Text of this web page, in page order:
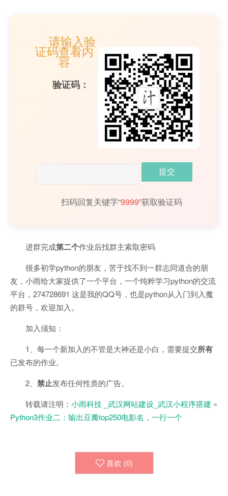
请输入验
证码查看内
容
验证码：
扫码回复关键字“9999”获取验证码
进群完成第二个作业后找群主索取密码
很多初学python的朋友，苦于找不到一群志同道合的朋
友，小雨给大家提供了一个平台，一个纯粹学习python的交流
平台，274728691 这是我的QQ号，也是python从入门到入魔
的群号，欢迎加入。
加入须知：
1、每一个新加入的不管是大神还是小白，需要提交所有
已发布的作业。
2、 禁止发布任何性质的广告。
转载请注明： 小雨科技 _武汉网站建设_武汉小程序搭建 »
Python3作业二：输出豆瓣top250电影名，一行一个
喜欢 (0)